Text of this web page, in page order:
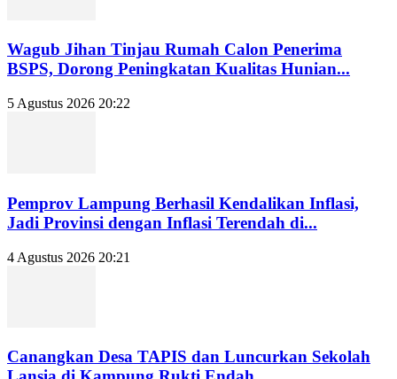
Wagub Jihan Tinjau Rumah Calon Penerima
BSPS, Dorong Peningkatan Kualitas Hunian...
5 Agustus 2026 20:22
Pemprov Lampung Berhasil Kendalikan Inflasi,
Jadi Provinsi dengan Inflasi Terendah di...
4 Agustus 2026 20:21
Canangkan Desa TAPIS dan Luncurkan Sekolah